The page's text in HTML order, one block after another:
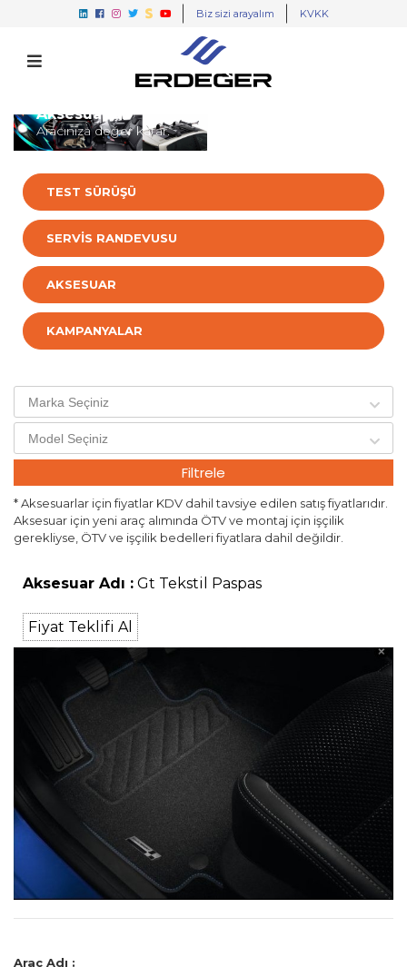
Biz sizi arayalım KVKK
Aksesuarlar
Aracınıza değer katar.
TEST SÜRÜŞÜ
SERVİS RANDEVUSU
AKSESUAR
KAMPANYALAR
Filtrele
* Aksesuarlar için fiyatlar KDV dahil tavsiye edilen satış fiyatlarıdır.
Aksesuar için yeni araç alımında ÖTV ve montaj için işçilik
gerekliyse, ÖTV ve işçilik bedelleri fiyatlara dahil değildir.
Aksesuar Adı : Gt Tekstil Paspas
Fiyat Teklifi Al
Araç Adı :